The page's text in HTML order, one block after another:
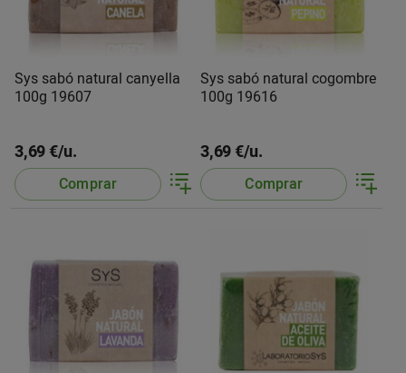
Sys sabó natural canyella
100g 19607
3,69 €/u.
Comprar
Sys sabó natural cogombre
100g 19616
3,69 €/u.
Comprar